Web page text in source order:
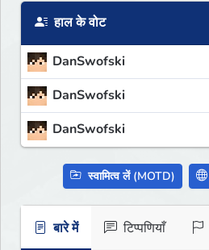
हाल के वोट
DanSwofski
DanSwofski
DanSwofski
स्वामित्व लें (MOTD)
बारे में टिप्पणियाँ